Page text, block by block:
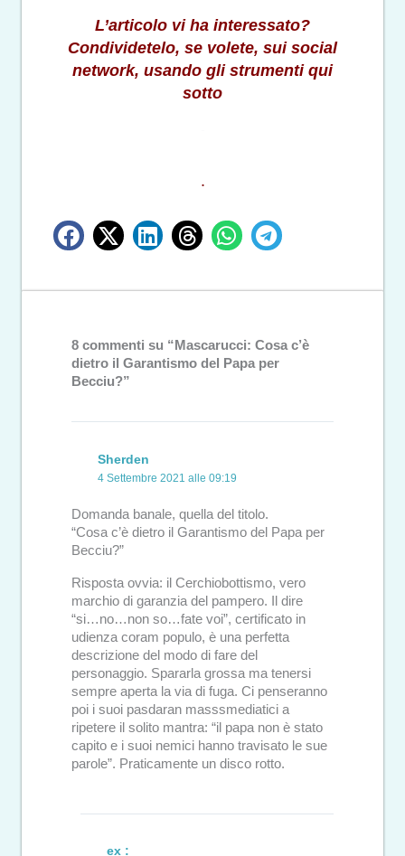
L’articolo vi ha interessato?
Condividetelo, se volete, sui social
network, usando gli strumenti qui
sotto
.
8 commenti su “Mascarucci: Cosa c’è
dietro il Garantismo del Papa per
Becciu?”
Sherden
4 Settembre 2021 alle 09:19
Domanda banale, quella del titolo.
“Cosa c’è dietro il Garantismo del Papa per
Becciu?”
Risposta ovvia: il Cerchiobottismo, vero
marchio di garanzia del pampero. Il dire
“si…no…non so…fate voi”, certificato in
udienza coram populo, è una perfetta
descrizione del modo di fare del
personaggio. Spararla grossa ma tenersi
sempre aperta la via di fuga. Ci penseranno
poi i suoi pasdaran masssmediatici a
ripetere il solito mantra: “il papa non è stato
capito e i suoi nemici hanno travisato le sue
parole”. Praticamente un disco rotto.
ex :